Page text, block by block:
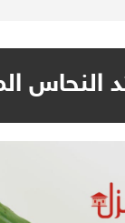
النحاس